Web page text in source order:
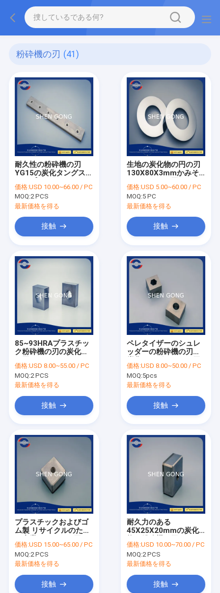
粉砕機の刃 (41)
耐久性の粉砕機の刃
YG15の炭化タングステ
レッダー
価格:USD 10.00~66.00 / PC
MOQ:2 PCS
最新価格を得る
接触
生地の炭化物の円の刃
130X80X3mmかみそ
価格:USD 5.00~60.00 / PC
MOQ:5 PC
最新価格を得る
接触
85~93HRAプラスチッ
ク粉砕機の刃の炭化物
40X40X22mm
価格:USD 8.00~55.00 / PC
MOQ:2 PCS
最新価格を得る
接触
ペレタイザーのシュレ
ッダーの粉砕機の刃の
86~92HRA
価格:USD 8.00~50.00 / PC
MOQ:5pcs
最新価格を得る
接触
プラスチックおよびゴ
ム製 リサイクルのため
84~90HRAの粉砕機機
械刃を切り開くこと
価格:USD 15.00~65.00 / PC
MOQ:2 PCS
最新価格を得る
接触
耐久力のある
45X25X20mmの炭化
ー スリッター刃のタバ
コ機械ナイフ
価格:USD 10.00~70.00 / PC
MOQ:2 PCS
最新価格を得る
接触